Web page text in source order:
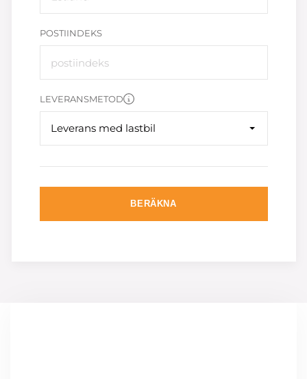
POSTIINDEKS
LEVERANSMETOD
Leverans med lastbil
BERÄKNA